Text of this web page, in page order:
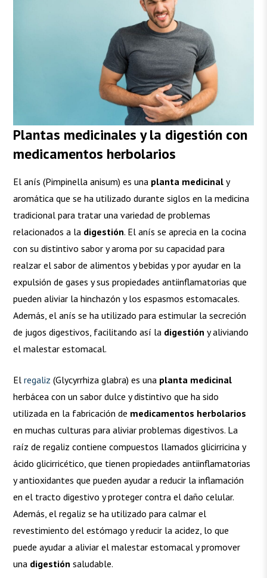
Plantas medicinales y la digestión con
medicamentos herbolarios
El anís (Pimpinella anisum) es una planta medicinal y
aromática que se ha utilizado durante siglos en la medicina
tradicional para tratar una variedad de problemas
relacionados a la digestión. El anís se aprecia en la cocina
con su distintivo sabor y aroma por su capacidad para
realzar el sabor de alimentos y bebidas y por ayudar en la
expulsión de gases y sus propiedades antiinflamatorias que
pueden aliviar la hinchazón y los espasmos estomacales.
Además, el anís se ha utilizado para estimular la secreción
de jugos digestivos, facilitando así la digestión y aliviando
el malestar estomacal.
Elregaliz (Glycyrrhiza glabra) es una planta medicinal
herbácea con un sabor dulce y distintivo que ha sido
utilizada en la fabricación de medicamentos herbolarios
en muchas culturas para aliviar problemas digestivos. La
raíz de regaliz contiene compuestos llamados glicirricina y
ácido glicirricético, que tienen propiedades antiinflamatorias
y antioxidantes que pueden ayudar a reducir la inflamación
en el tracto digestivo y proteger contra el daño celular.
Además, el regaliz se ha utilizado para calmar el
revestimiento del estómago y reducir la acidez, lo que
puede ayudar a aliviar el malestar estomacal y promover
una digestión saludable.